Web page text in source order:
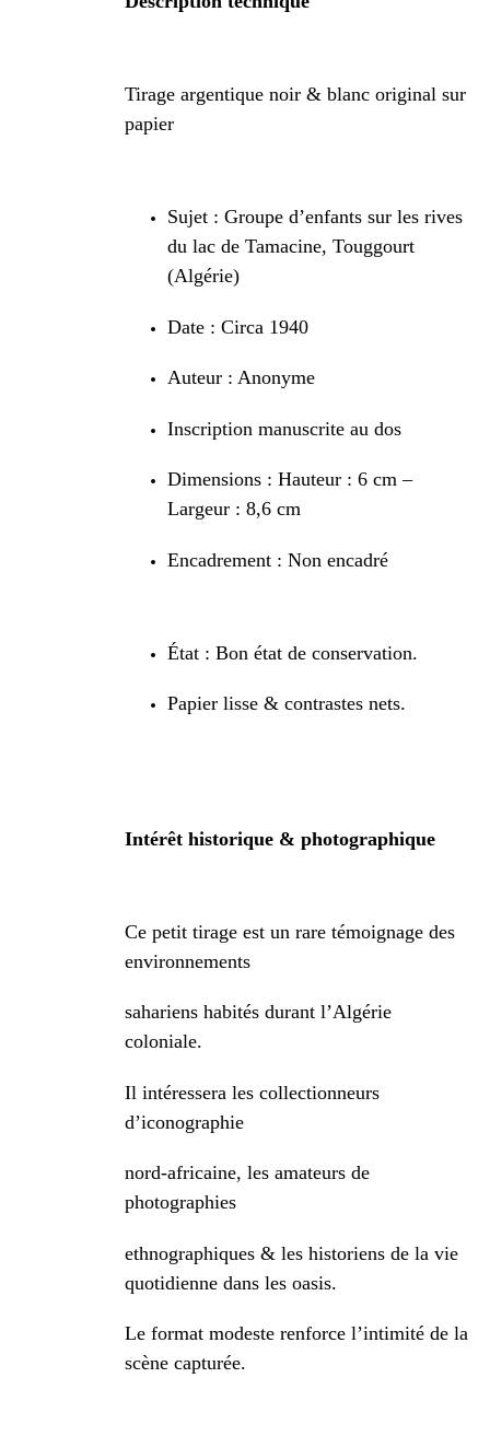
Tirage argentique noir & blanc original sur
papier
Sujet : Groupe d’enfants sur les rives
du lac de Tamacine, Touggourt
(Algérie)
Date : Circa 1940
Auteur : Anonyme
Inscription manuscrite au dos
Dimensions : Hauteur : 6 cm –
Largeur : 8,6 cm
Encadrement : Non encadré
État : Bon état de conservation.
Papier lisse & contrastes nets.
Intérêt historique & photographique
Ce petit tirage est un rare témoignage des
environnements
sahariens habités durant l’Algérie
coloniale.
Il intéressera les collectionneurs
d’iconographie
nord-africaine, les amateurs de
photographies
ethnographiques & les historiens de la vie
quotidienne dans les oasis.
Le format modeste renforce l’intimité de la
scène capturée.